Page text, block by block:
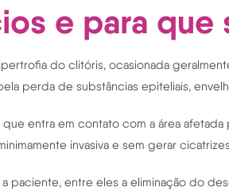
e para que
do clitóris, ocasionada
perda de substâncias epiteliais,
entra em contato com a área
invasiva e sem gerar
paciente, entre eles a eliminação do